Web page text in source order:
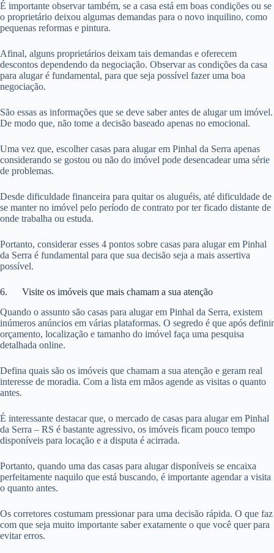
É importante observar também, se a casa está em boas condições ou se
o proprietário deixou algumas demandas para o novo inquilino, como
pequenas reformas e pintura.
Afinal, alguns proprietários deixam tais demandas e oferecem
descontos dependendo da negociação. Observar as condições da casa
para alugar é fundamental, para que seja possível fazer uma boa
negociação.
São essas as informações que se deve saber antes de alugar um imóvel.
De modo que, não tome a decisão baseado apenas no emocional.
Uma vez que, escolher casas para alugar em Pinhal da Serra apenas
considerando se gostou ou não do imóvel pode desencadear uma série
de problemas.
Desde dificuldade financeira para quitar os aluguéis, até dificuldade de
se manter no imóvel pelo período de contrato por ter ficado distante de
onde trabalha ou estuda.
Portanto, considerar esses 4 pontos sobre casas para alugar em Pinhal
da Serra é fundamental para que sua decisão seja a mais assertiva
possível.
6. Visite os imóveis que mais chamam a sua atenção
Quando o assunto são casas para alugar em Pinhal da Serra, existem
inúmeros anúncios em várias plataformas. O segredo é que após definir
orçamento, localização e tamanho do imóvel faça uma pesquisa
detalhada online.
Defina quais são os imóveis que chamam a sua atenção e geram real
interesse de moradia. Com a lista em mãos agende as visitas o quanto
antes.
É interessante destacar que, o mercado de casas para alugar em Pinhal
da Serra – RS é bastante agressivo, os imóveis ficam pouco tempo
disponíveis para locação e a disputa é acirrada.
Portanto, quando uma das casas para alugar disponíveis se encaixa
perfeitamente naquilo que está buscando, é importante agendar a visita
o quanto antes.
Os corretores costumam pressionar para uma decisão rápida. O que faz
com que seja muito importante saber exatamente o que você quer para
evitar erros.